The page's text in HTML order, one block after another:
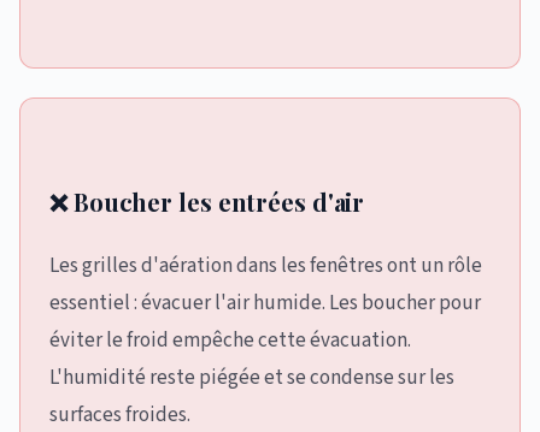
❌ Boucher les entrées d'air
Les grilles d'aération dans les fenêtres ont un rôle
essentiel : évacuer l'air humide. Les boucher pour
éviter le froid empêche cette évacuation.
L'humidité reste piégée et se condense sur les
surfaces froides.